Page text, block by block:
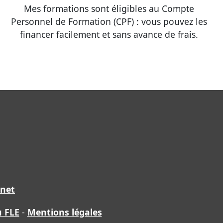
Mes formations sont éligibles au Compte
Personnel de Formation (CPF) : vous pouvez les
financer facilement et sans avance de frais.
- Mentions légales